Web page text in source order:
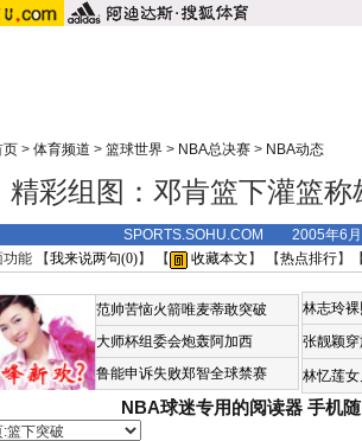
页 > 体育频道 > 篮球世界 > NBA总决赛 > NBA动态
精彩组图：邓肯篮下灌篮
SPORTS.SOHU.COM 2005年6
能 【我来说两句(0)】 【 收藏本文 】 【热点排行】
范帅苦恼火箭唯麦蒂敢突破
大师杯组委会炮轰阿加西
鲁能申诉失败郑智全球禁赛
林志玲
张靓颖
林忆莲
NBA球迷专用的阅读器 手机